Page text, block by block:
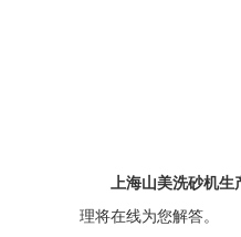
上海山美洗砂机生
理将在线为您解答。